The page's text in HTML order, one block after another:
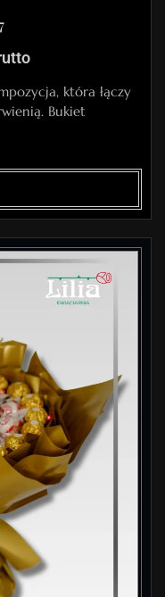
która łączy
Bukiet